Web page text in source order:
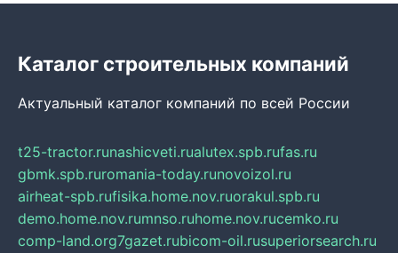
Каталог строительных компаний
Актуальный каталог компаний по всей России
t25-tractor.runashicveti.rualutex.spb.rufas.ru
gbmk.spb.ruromania-today.runovoizol.ru
airheat-spb.rufisika.home.nov.ruorakul.spb.ru
demo.home.nov.rumnso.ruhome.nov.rucemko.ru
comp-land.org7gazet.rubicom-oil.rusuperiorsearch.ru